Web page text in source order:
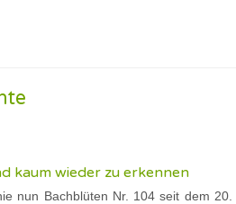
kaum wieder zu erkennen
nun Bachblüten Nr. 104 seit dem